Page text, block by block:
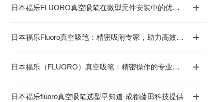
日本福乐FLUORO真空吸笔在微型元件安装中的优势与应用
日本福乐Fluoro真空吸笔：精密吸附专家，助力高效无损操作
日本福乐（FLUORO）真空吸笔：精密操作的专业之选-藤田科技提供
日本福乐fluoro真空吸笔选型早知道-成都藤田科技提供